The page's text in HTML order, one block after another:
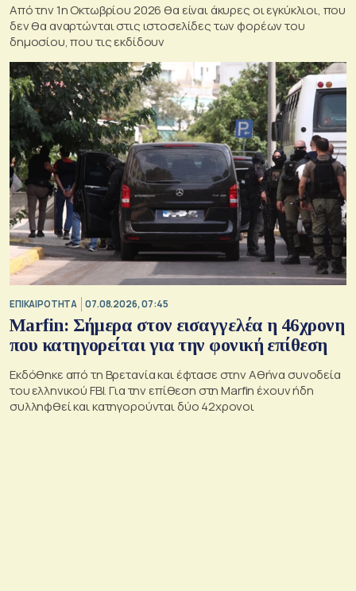
Από την 1η Οκτωβρίου 2026 θα είναι άκυρες οι εγκύκλιοι, που
δεν θα αναρτώνται στις ιστοσελίδες των φορέων του
δημοσίου, που τις εκδίδουν
ΕΠΙΚΑΙΡΟΤΗΤΑ 07.08.2026, 07:45
Marfin: Σήμερα στον εισαγγελέα η 46χρονη
που κατηγορείται για την φονική επίθεση
Εκδόθηκε από τη Βρετανία και έφτασε στην Αθήνα συνοδεία
του ελληνικού FBI. Για την επίθεση στη Marfin έχουν ήδη
συλληφθεί και κατηγορούνται δύο 42χρονοι